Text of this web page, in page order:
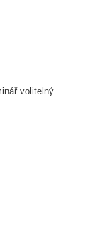
volitelný.